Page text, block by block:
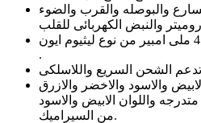
والبوصله والقرب والضوء
الهاتف ياتى ببطاريه بسعة 4100 ملى امبير من نوع ليثيوم ايون
.
والاسود والاخضر والازرق
واللوان الابيض والاسود
من السيراميك.